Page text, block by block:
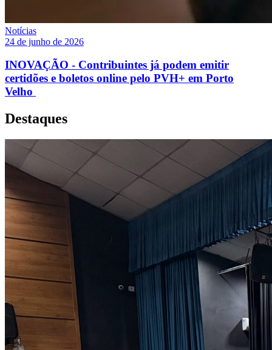
Notícias
24 de junho de 2026
INOVAÇÃO - Contribuintes já podem emitir
certidões e boletos online pelo PVH+ em Porto
Velho
Destaques